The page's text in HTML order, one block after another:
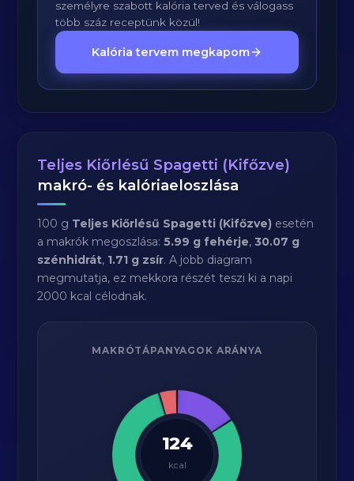
személyre szabott kalória terved és válogass
több száz receptünk közül!
Kalória tervem megkapom
Teljes Kiőrlésű Spagetti (Kifőzve)
makró- és kalóriaeloszlása
100 g Teljes Kiőrlésű Spagetti (Kifőzve) esetén
a makrók megoszlása:5.99 g fehérje,30.07 g
szénhidrát, 1.71 g zsír. A jobb diagram
megmutatja, ez mekkora részét teszi ki a napi
2000 kcal célodnak.
MAKRÓTÁPANYAGOK ARÁNYA
124
kcal